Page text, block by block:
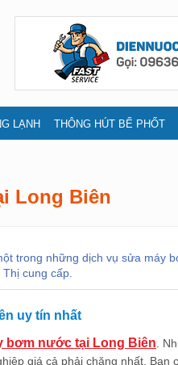
LẠNH THÔNG HÚT BỂ PHỐT
Long Biên
trong những dịch vụ sửa máy
cung cấp.
uy tín nhất
bơm nước tại Long Biên .
giá cả phải chăng nhất. Bạn